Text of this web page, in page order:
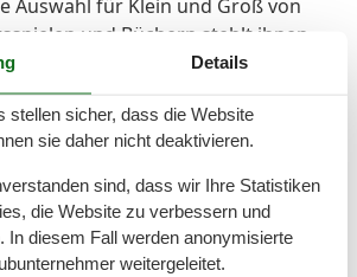
Auswahl für Klein und Groß von
und Büchern stehlt ihnen
Küche ist komplett eingerichtete
Backofen, Mikrowelle,
mit Gefrierfach, Mixer,
Kaffeemaschine und einer Senseo-
ist ein Hochstuhl sowie
Im Erdgeschoss befindet
mit WC und Dusche und
Erdgeschoss ist gefliest. Im
Details
stellen sicher, dass die Website
sie daher nicht deaktivieren.
sind, dass wir Ihre Statistiken
die Website zu verbessern und
In diesem Fall werden anonymisierte
weitergeleitet.